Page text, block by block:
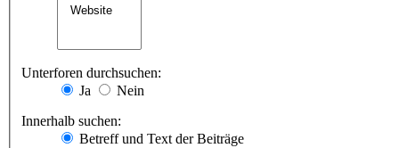
Unterforen durchsuchen:
Ja
Nein
Innerhalb suchen:
Betreff und Text der Beiträge